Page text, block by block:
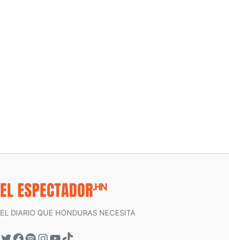
EL DIARIO QUE HONDURAS NECESITA